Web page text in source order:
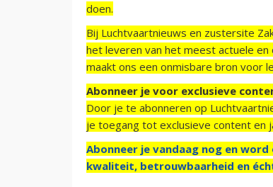
doen.
Bij Luchtvaartnieuws en zustersite
het leveren van het meest actuele
maakt ons een onmisbare bron voor
Abonneer je voor exclusieve
Door je te abonneren op
je toegang tot exclusieve content en
Abonneer je vandaag nog en
kwaliteit, betrouwbaarheid en